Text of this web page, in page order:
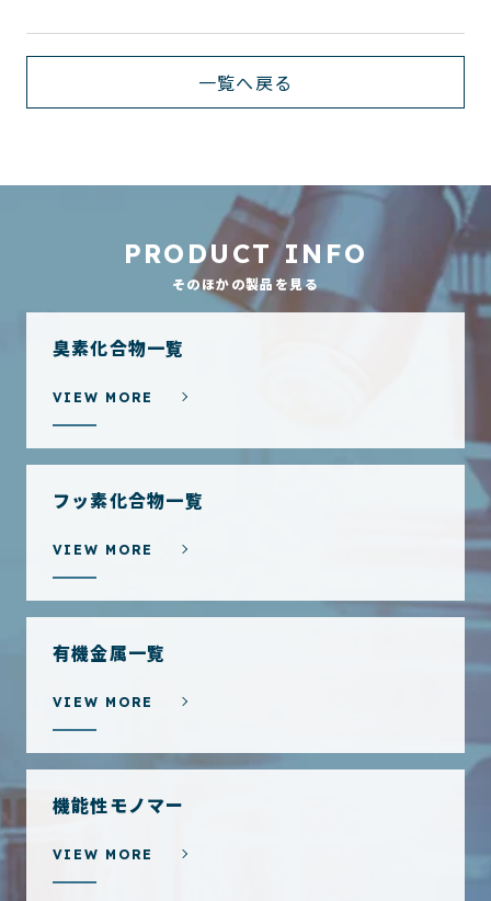
一覧へ戻る
PRODUCT INFO
そのほかの製品を見る
臭素化合物一覧
VIEW MORE
フッ素化合物一覧
VIEW MORE
有機金属一覧
VIEW MORE
機能性モノマー
VIEW MORE